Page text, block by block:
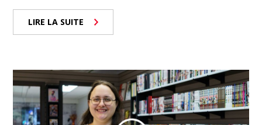
LIRE LA SUITE